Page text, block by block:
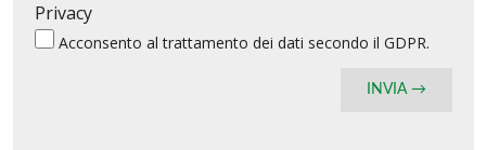
Privacy
Acconsento altrattamento dei dati secondo il GDPR.